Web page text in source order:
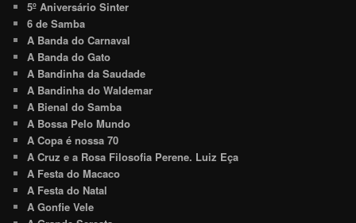
5º Aniversário Sinter
6 de Samba
A Banda do Carnaval
A Banda do Gato
A Bandinha da Saudade
A Bandinha do Waldemar
A Bienal do Samba
A Bossa Pelo Mundo
A Copa é nossa 70
A Cruz e a Rosa Filosofia Perene. Luiz Eça
A Festa do Macaco
A Festa do Natal
A Gonfie Vele